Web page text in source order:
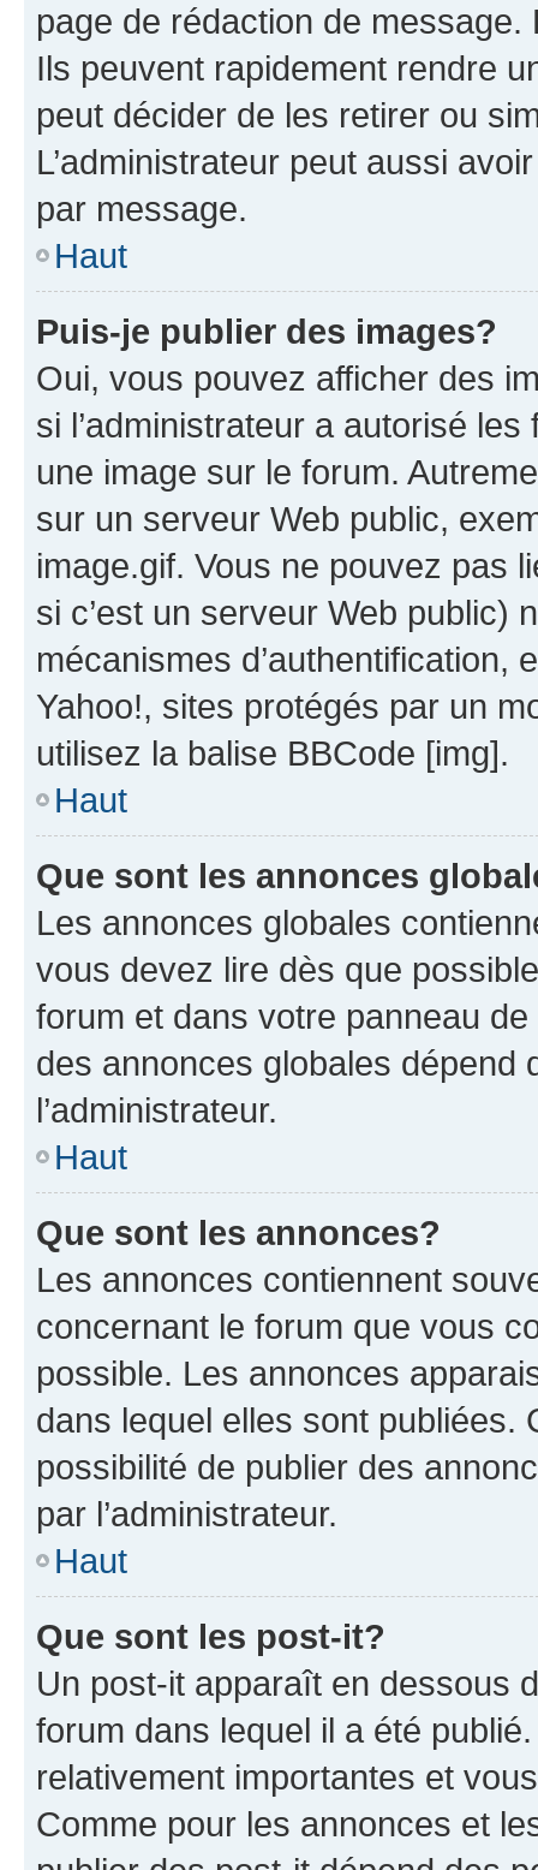
page de rédaction de
Ils peuvent rapidement rendre
peut décider de les retirer ou
L’administrateur peut aussi
par message.
Haut
Puis-je publier des images?
Oui, vous pouvez afficher des
si l’administrateur a autorisé
une image sur le forum.
sur un serveur Web public,
image.gif. Vous ne pouvez pas
si c’est un serveur Web public)
mécanismes d’authentification,
Yahoo!, sites protégés par un
utilisez la balise BBCode [img].
Haut
Que sont les annonces
Les annonces globales
vous devez lire dès que
forum et dans votre panneau
des annonces globales dépend
l’administrateur.
Haut
Que sont les annonces?
Les annonces contiennent
concernant le forum que vous
possible. Les annonces
dans lequel elles sont publiées.
possibilité de publier des
par l’administrateur.
Haut
Que sont les post-it?
Un post-it apparaît en dessous
forum dans lequel il a été
relativement importantes et
Comme pour les annonces et